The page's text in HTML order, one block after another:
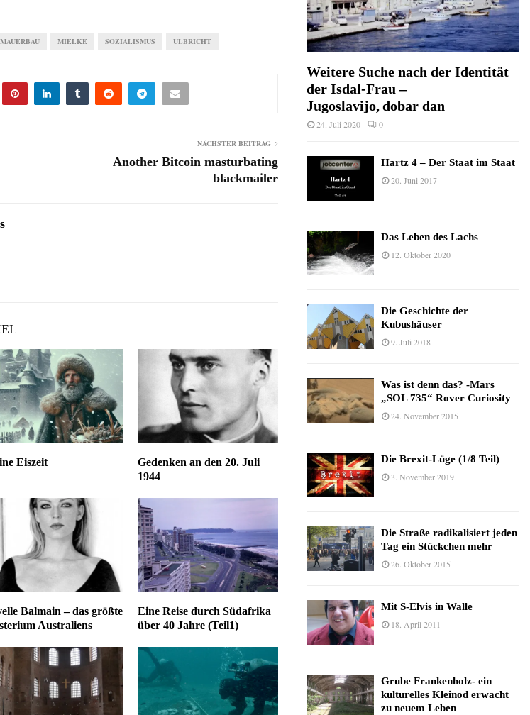
MAUERBAU MIELKE SOZIALISMUS ULBRICHT
NÄCHSTER BEITRAG
Another Bitcoin masturbating
blackmailer
Eiszeit
Gedenken an den 20. Juli
1944
Balmain – das größte
Australiens
Eine Reise durch Südafrika
über 40 Jahre (Teil1)
Weitere Suche nach der Identität
der Isdal-Frau –
Jugoslavijo, dobar dan
24. Juli 2020 0
Hartz 4 – Der Staat im Staat
20. Juni 2017
Das Leben des Lachs
12. Oktober 2020
Die Geschichte der
Kubushäuser
9. Juli 2018
Was ist denn das? -Mars
„SOL 735“ Rover Curiosity
24. November 2015
Die Brexit-Lüge (1/8 Teil)
3. November 2019
Die Straße radikalisiert jeden
Tag ein Stückchen mehr
26. Oktober 2015
Mit S-Elvis in Walle
18. April 2011
Grube Frankenholz- ein
kulturelles Kleinod erwacht
zu neuem Leben